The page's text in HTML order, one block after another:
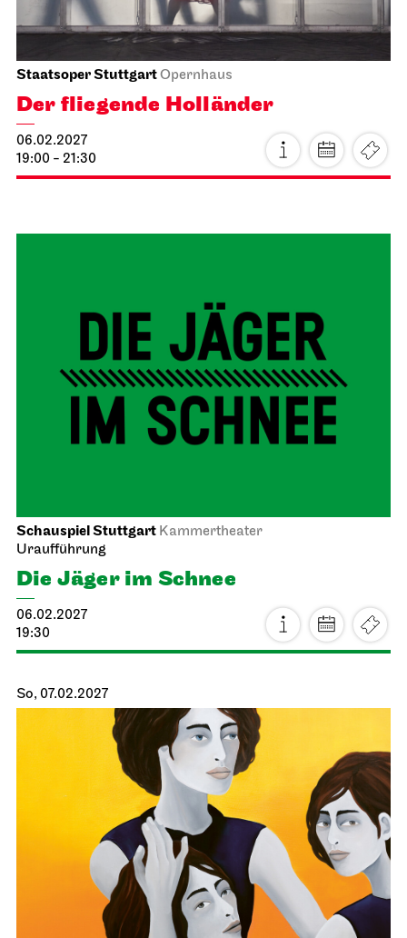
Staatsoper StuttgartOpernhaus
Der fliegende Holländer
06.02.2027
19:00 - 21:30
Schauspiel Stuttgart Kammertheater
Uraufführung
Die Jäger im Schnee
06.02.2027
19:30
So, 07.02.2027